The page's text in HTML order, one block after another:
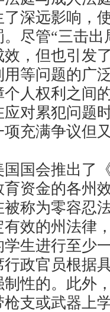
深远影响，
尽管“三击出
，但也引发
等问题的广
人权利之间
对累犯问题
充满争议但
国会推出了《
资金的各州
称为零容忍
效的州法律
生进行至少
政官员根据
性的。此外
支或武器上